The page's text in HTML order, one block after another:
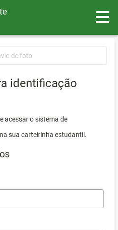
de foto
identificação
acessar o sistema de
sua carteirinha estudantil.